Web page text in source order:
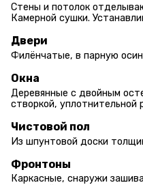
Стены и потолок
Камерной сушки.
Двери
Филёнчатые, в парную
Окна
Деревянные с двойным
створкой, уплотнительной
Чистовой пол
Из шпунтовой доски
Фронтоны
Каркасные, снаружи